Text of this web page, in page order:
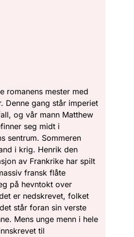
romanens mester med
Denne gang står imperiet
og vår mann Matthew
seg midt i
sentrum. Sommeren
i krig. Henrik den
av Frankrike har spilt
fransk flåte
på hevntokt over
er nedskrevet, folket
står foran sin verste
Mens unge menn i hele
til